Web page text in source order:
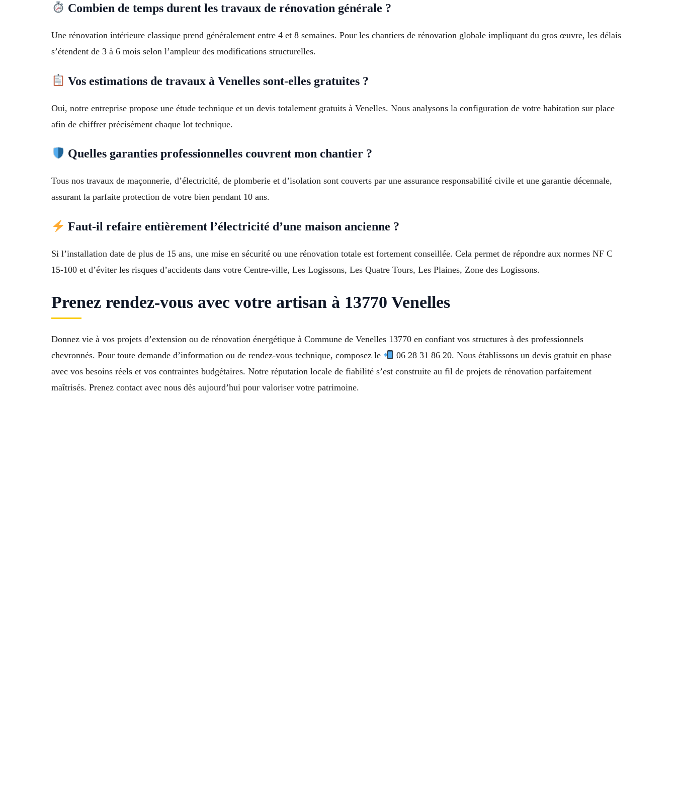
Combien de temps durent les travaux de rénovation générale ?
Une rénovation intérieure classique prend généralement entre 4 et 8 semaines. Pour les chantiers de rénovation globale impliquant du gros œuvre, les délais
s’étendent de 3 à 6 mois selon l’ampleur des modifications structurelles.
Vos estimations de travaux à Venelles sont-elles gratuites ?
Oui, notre entreprise propose une étude technique et un devis totalement gratuits à Venelles. Nous analysons la configuration de votre habitation sur place
afin de chiffrer précisément chaque lot technique.
Quelles garanties professionnelles couvrent mon chantier ?
Tous nos travaux de maçonnerie, d’électricité, de plomberie et d’isolation sont couverts par une assurance responsabilité civile et une garantie décennale,
assurant la parfaite protection de votre bien pendant 10 ans.
Faut-il refaire entièrement l’électricité d’une maison ancienne ?
Si l’installation date de plus de 15 ans, une mise en sécurité ou une rénovation totale est fortement conseillée. Cela permet de répondre aux normes NF C
15-100 et d’éviter les risques d’accidents dans votre Centre-ville, Les Logissons, Les Quatre Tours, Les Plaines, Zone des Logissons.
Prenez rendez-vous avec votre artisan à 13770 Venelles
Donnez vie à vos projets d’extension ou de rénovation énergétique à Commune de Venelles 13770 en confiant vos structures à des professionnels
chevronnés. Pour toute demande d’information ou de rendez-vous technique, composez le
06 28 31 86 20. Nous établissons un devis gratuit en phase
avec vos besoins réels et vos contraintes budgétaires. Notre réputation locale de fiabilité s’est construite au fil de projets de rénovation parfaitement
maîtrisés. Prenez contact avec nous dès aujourd’hui pour valoriser votre patrimoine.